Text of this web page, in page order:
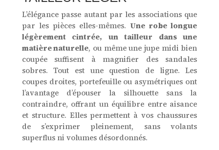
L’élégance passe autant par les associations que
par les pièces elles-mêmes. Une robe longue
légèrement cintrée, un tailleur dans une
matière naturelle, ou même une jupe midi bien
coupée suffisent à magnifier des sandales
sobres. Tout est une question de ligne. Les
coupes droites, portefeuille ou asymétriques ont
l’avantage d’épouser la silhouette sans la
contraindre, offrant un équilibre entre aisance
et structure. Elles permettent à vos chaussures
de s’exprimer pleinement, sans volants
superflus ni volumes désordonnés.